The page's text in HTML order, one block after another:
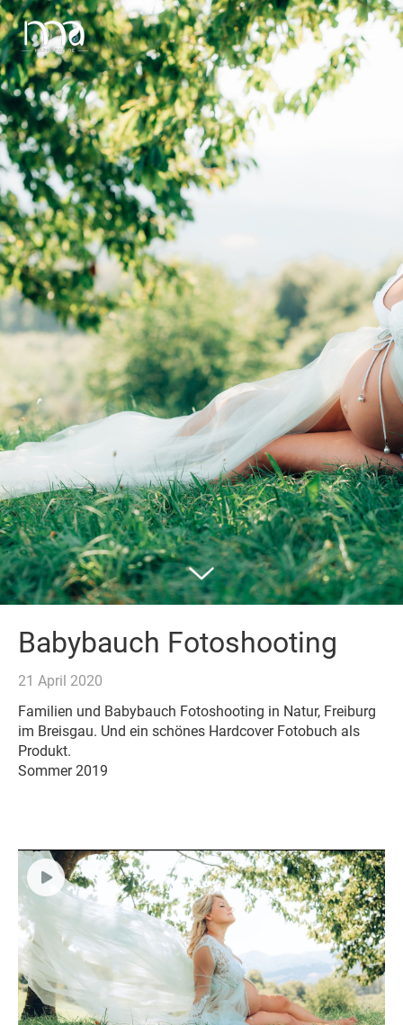
Babybauch Fotoshooting
21 April 2020
Familien und Babybauch Fotoshooting in Natur, Freiburg
im Breisgau. Und ein schönes Hardcover Fotobuch als
Produkt.
Sommer 2019